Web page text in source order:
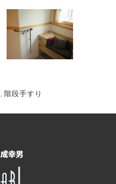
, 階段手すり